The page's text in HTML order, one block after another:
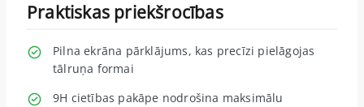
Praktiskas priekšrocības
Pilna ekrāna pārklājums, kas precīzi pielāgojas
tālruņa formai
9H cietības pakāpe nodrošina maksimālu